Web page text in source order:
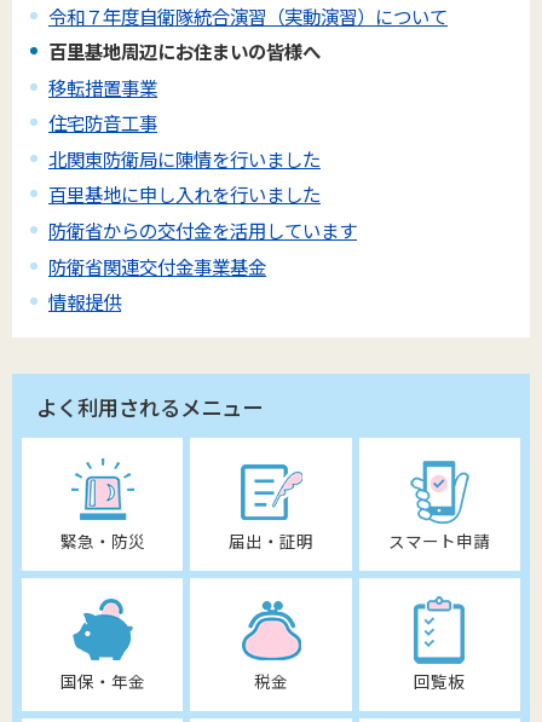
令和７年度自衛隊統合演習（実動演習）について
百里基地周辺にお住まいの皆様へ
移転措置事業
住宅防音工事
北関東防衛局に陳情を行いました
百里基地に申し入れを行いました
防衛省からの交付金を活用しています
防衛省関連交付金事業基金
情報提供
よく利用されるメニュー
緊急・防災 届出・証明 スマート申請
国保・年金 税金 回覧板